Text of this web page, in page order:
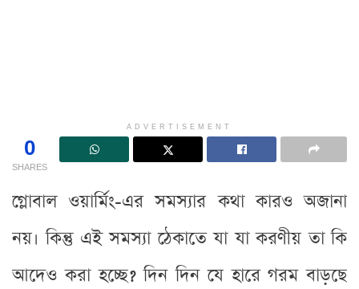
ADVERTISEMENT
0
SHARES
গ্লোবাল ওয়ার্মিং-এর সমস্যার কথা কারও অজানা
নয়। কিন্তু এই সমস্যা ঠেকাতে যা যা করণীয় তা কি
আদেও করা হচ্ছে? দিন দিন যে হারে গরম বাড়ছে